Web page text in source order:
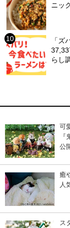
ニッ
「
らし
可
公
癒
人
ス